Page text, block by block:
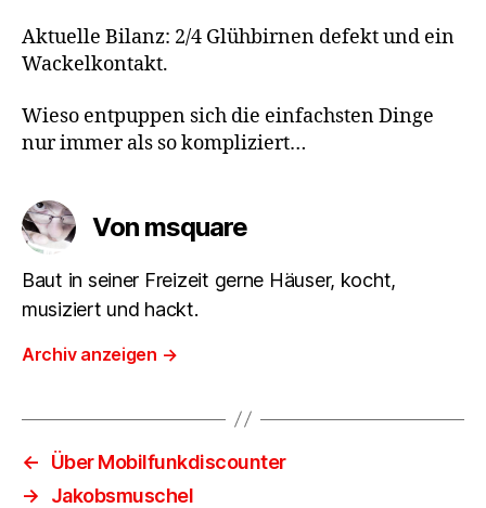
Aktuelle Bilanz: 2/4 Glühbirnen defekt und ein
Wackelkontakt.
Wieso entpuppen sich die einfachsten Dinge
nur immer als so kompliziert…
Von msquare
Baut in seiner Freizeit gerne Häuser, kocht,
musiziert und hackt.
Archiv anzeigen →
←
Über Mobilfunkdiscounter
→
Jakobsmuschel